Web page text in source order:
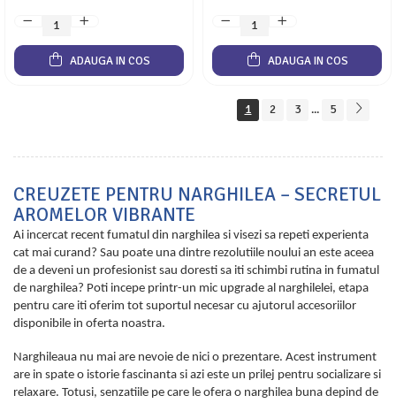
ADAUGA IN COS ADAUGA IN COS
1 2 3 ... 5
CREUZETE PENTRU NARGHILEA – SECRETUL
AROMELOR VIBRANTE
Ai incercat recent fumatul din narghilea si visezi sa repeti experienta
cat mai curand? Sau poate una dintre rezolutiile noului an este aceea
de a deveni un profesionist sau doresti sa iti schimbi rutina in fumatul
de narghilea? Poti incepe printr-un mic upgrade al narghilelei, etapa
pentru care iti oferim tot suportul necesar cu ajutorul accesoriilor
disponibile in oferta noastra.
Narghileaua nu mai are nevoie de nici o prezentare. Acest instrument
are in spate o istorie fascinanta si azi este un prilej pentru socializare si
relaxare. Totusi, senzatiile pe care le ofera o narghilea buna depind de